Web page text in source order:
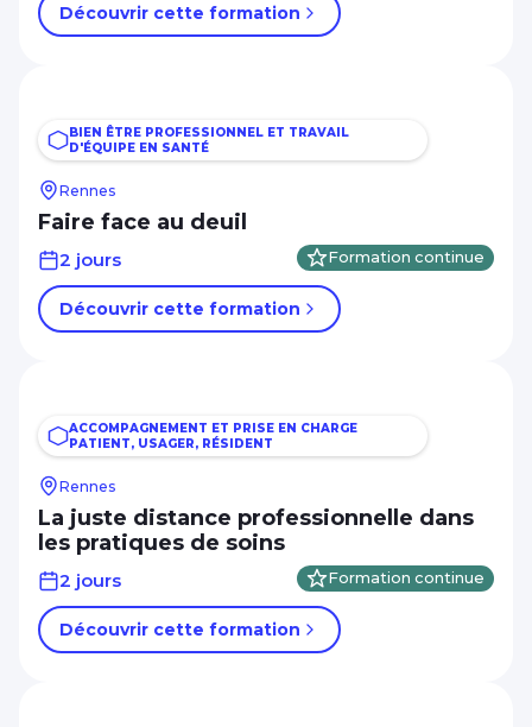
Découvrir cette formation
BIEN ÊTRE PROFESSIONNEL ET TRAVAIL
D'ÉQUIPE EN SANTÉ
Rennes
Faire face au deuil
2 jours Formation continue
Découvrir cette formation
ACCOMPAGNEMENT ET PRISE EN CHARGE
PATIENT, USAGER, RÉSIDENT
Rennes
La juste distance professionnelle dans
les pratiques de soins
2 jours Formation continue
Découvrir cette formation